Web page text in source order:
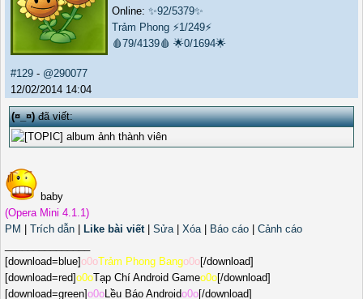
Online: ✨92/5379✨
Trảm Phong ⚡1/249⚡
🩸79/4139🩸 🌟0/1694🌟
#129 - @290077
12/02/2014 14:04
(¤_¤)đã viết:
baby
(Opera Mini 4.1.1)
PM
Trích dẫn Like bài viết| Sửa| Xóa| Báo cáo
Cảnh cáo
[download=blue] o0oTrảm Phong Bango0o[/download]
[download=red]o0oTạp Chí Android Gameo0o[/download]
[download=green]o0oLều Báo Androido0o[/download]